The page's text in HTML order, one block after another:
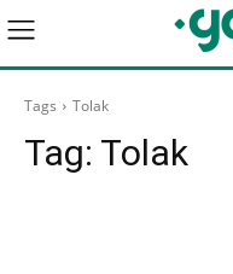
Tags Tolak
Tag: Tolak